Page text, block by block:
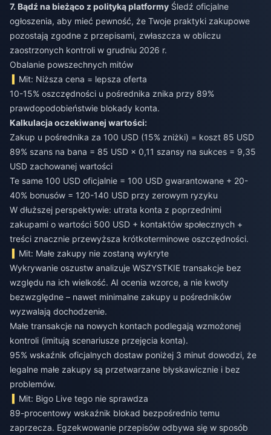
7. Bądź na bieżąco z polityką platformy Śledź oficjalne
ogłoszenia, aby mieć pewność, że Twoje praktyki zakupowe
pozostają zgodne z przepisami, zwłaszcza w obliczu
zaostrzonych kontroli w grudniu 2026 r.
Obalanie powszechnych mitów
Mit: Niższa cena = lepsza oferta
10-15% oszczędności u pośrednika znika przy 89%
prawdopodobieństwie blokady konta.
Kalkulacja oczekiwanej wartości:
Zakup u pośrednika za 100 USD (15% zniżki) = koszt 85 USD
89% szans na bana = 85 USD × 0,11 szansy na sukces = 9,35
USD zachowanej wartości
Te same 100 USD oficjalnie = 100 USD gwarantowane + 20-
40% bonusów = 120-140 USD przy zerowym ryzyku
W dłuższej perspektywie: utrata konta z poprzednimi
zakupami o wartości 500 USD + kontaktów społecznych +
treści znacznie przewyższa krótkoterminowe oszczędności.
Mit: Małe zakupy nie zostaną wykryte
Wykrywanie oszustw analizuje WSZYSTKIE transakcje bez
względu na ich wielkość. AI ocenia wzorce, a nie kwoty
bezwzględne – nawet minimalne zakupy u pośredników
wyzwalają dochodzenie.
Małe transakcje na nowych kontach podlegają wzmożonej
kontroli (imitują scenariusze przejęcia konta).
95% wskaźnik oficjalnych dostaw poniżej 3 minut dowodzi, że
legalne małe zakupy są przetwarzane błyskawicznie i bez
problemów.
Mit: Bigo Live tego nie sprawdza
89-procentowy wskaźnik blokad bezpośrednio temu
zaprzecza. Egzekwowanie przepisów odbywa się w sposób